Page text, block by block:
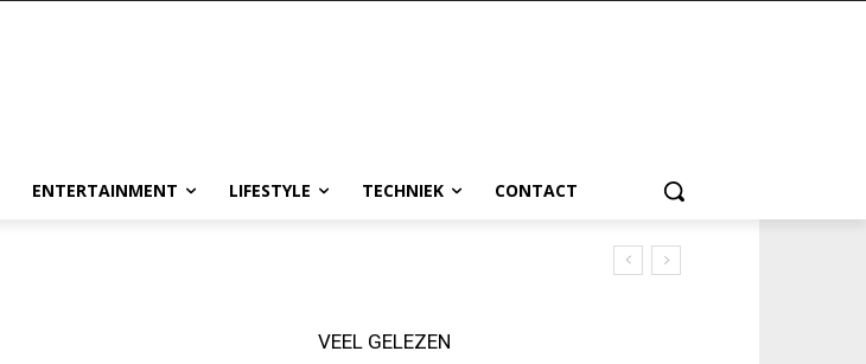
ENTERTAINMENT LIFESTYLE TECHNIEK CONTACT
VEEL GELEZEN